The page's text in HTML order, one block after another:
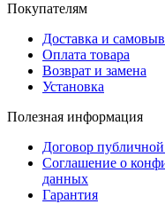
Покупателям
Доставка и
Оплата товара
Возврат и замена
Установка
Полезная информация
Договор
Соглашение о
данных
Гарантия